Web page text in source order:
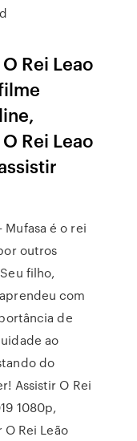
Rei Leao
Rei Leao
Mufasa é o rei
outros
filho,
com
de
ao
do
Assistir O Rei
1080p,
O Rei Leão